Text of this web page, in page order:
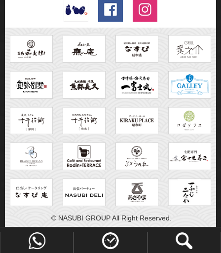
© NASUBI GROUP All Right Reserved.